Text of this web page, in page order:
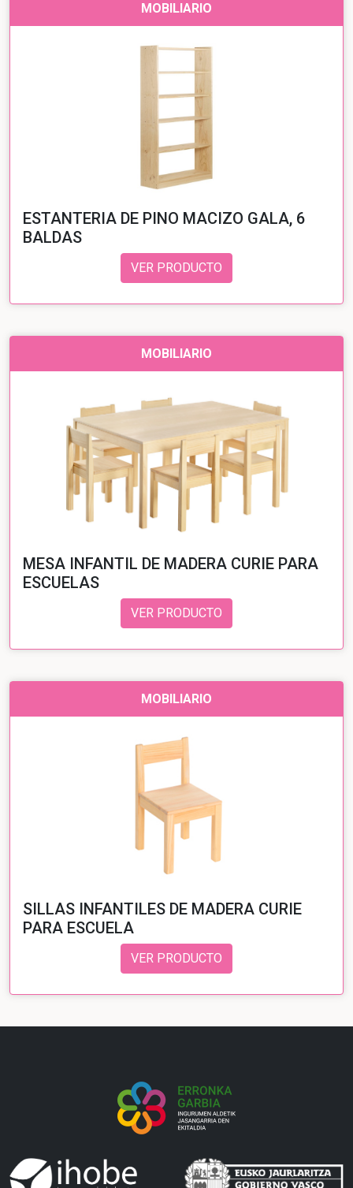
MOBILIARIO
ESTANTERIA DE PINO MACIZO GALA, 6
BALDAS
VER PRODUCTO
MOBILIARIO
MESA INFANTIL DE MADERA CURIE PARA
ESCUELAS
VER PRODUCTO
MOBILIARIO
SILLAS INFANTILES DE MADERA CURIE
PARA ESCUELA
VER PRODUCTO